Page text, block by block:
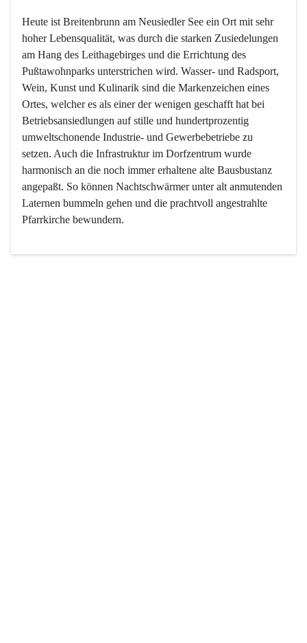
Heute ist Breitenbrunn am Neusiedler See ein Ort mit sehr
hoher Lebensqualität, was durch die starken Zusiedelungen
am Hang des Leithagebirges und die Errichtung des
Pußtawohnparks unterstrichen wird. Wasser- und Radsport,
Wein, Kunst und Kulinarik sind die Markenzeichen eines
Ortes, welcher es als einer der wenigen geschafft hat bei
Betriebsansiedlungen auf stille und hundertprozentig
umweltschonende Industrie- und Gewerbebetriebe zu
setzen. Auch die Infrastruktur im Dorfzentrum wurde
harmonisch an die noch immer erhaltene alte Bausbustanz
angepaßt. So können Nachtschwärmer unter alt anmutenden
Laternen bummeln gehen und die prachtvoll angestrahlte
Pfarrkirche bewundern.
Der Weinbau dominert heute nicht mehr, ist aber integrativer